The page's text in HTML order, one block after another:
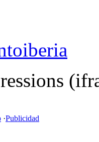
iberia
·Publicidad